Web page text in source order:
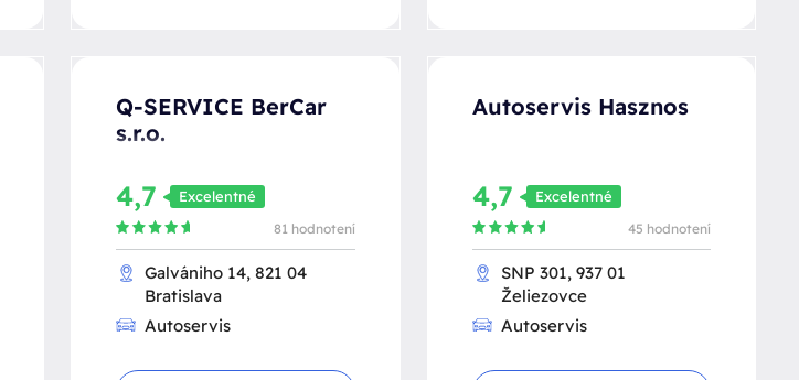
Q-SERVICE BerCar
s.r.o.
4,7 Excelentné
81 hodnotení
Galvániho 14, 821 04
Bratislava
Autoservis
Autoservis Hasznos
4,7 Excelentné
45 hodnotení
SNP 301, 937 01
Želiezovce
Autoservis